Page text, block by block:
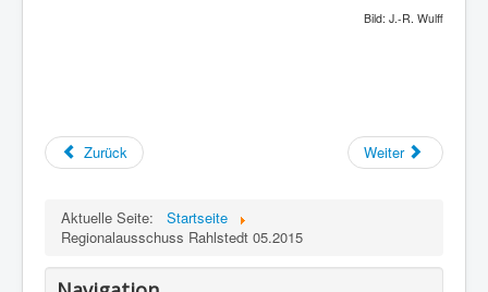
Bild: J.-R. Wulff
Zurück Weiter
Aktuelle Seite:
Startseite
Regionalausschuss Rahlstedt 05.2015